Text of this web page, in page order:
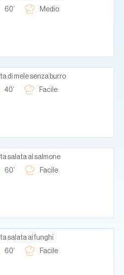
60’
Medio
di mele senza burro
40’
Facile
salata al salmone
60’
Facile
salata ai funghi
60’
Facile